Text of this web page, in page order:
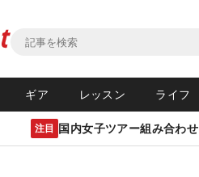
ギア レッスン ライフ
注目 国内女子ツアー組み合わせ